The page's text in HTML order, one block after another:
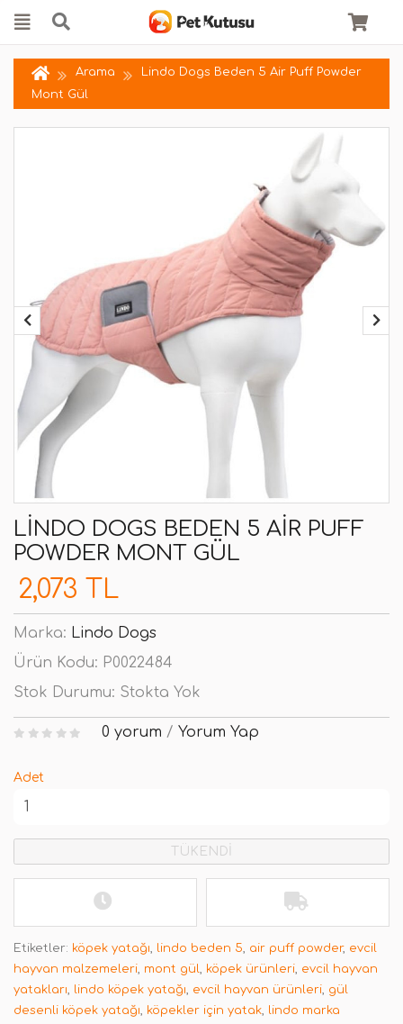
Arama
Lindo Dogs Beden 5 Air Puff Powder
Mont Gül
LINDO DOGS BEDEN 5 AIR PUFF
POWDER MONT GÜL
2,073 TL
Marka: Lindo Dogs
Ürün Kodu: P0022484
Stok Durumu: Stokta Yok
0 yorum / Yorum Yap
Adet
TÜKENDİ
Etiketler: köpek yatağı, lindo beden 5, air puff powder, evcil
hayvan malzemeleri, mont gül, köpek ürünleri, evcil hayvan
yatakları, lindo köpek yatağı, evcil hayvan ürünleri, gül
desenli köpek yatağı, köpekler için yatak, lindo marka